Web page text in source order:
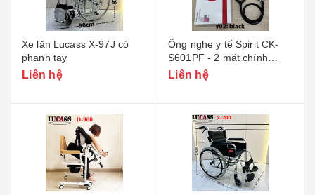
Xe lăn Lucass X-97J có
phanh tay
Liên hệ
Ống nghe y tế Spirit CK-
S601PF - 2 mặt chính
hãng
Liên hệ